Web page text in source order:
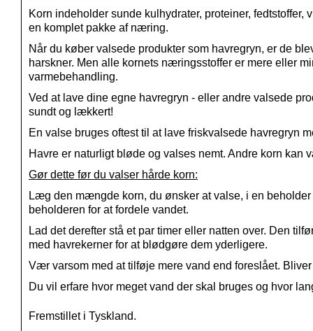
Korn indeholder sunde kulhydrater, proteiner,
en komplet pakke af næring.
Når du køber valsede produkter som havregryn, er de
harskner. Men alle kornets næringsstoffer er mere eller
varmebehandling.
Ved at lave dine egne havregryn - eller andre valsede
sundt og lækkert!
En valse bruges oftest til at lave friskvalsede havregryn
Havre er naturligt bløde og valses nemt. Andre korn
Gør dette før du valser hårde korn:
Læg den mængde korn, du ønsker at valse, i en
beholderen for at fordele vandet.
Lad det derefter stå et par timer eller natten over. Den
med havrekerner for at blødgøre dem yderligere.
Vær varsom med at tilføje mere vand end foreslået.
Du vil erfare hvor meget vand der skal bruges og hvor
Fremstillet i Tyskland.